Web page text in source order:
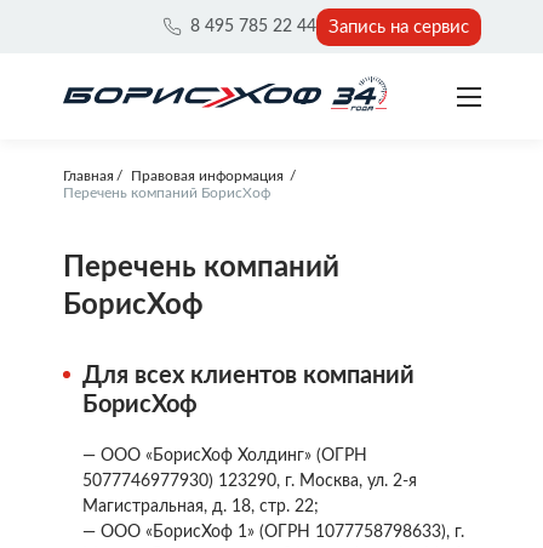
8 495 785 22 44 Запись на сервис
Главная
Правовая информация
Перечень компаний БорисХоф
Перечень компаний
БорисХоф
Для всех клиентов компаний
БорисХоф
— ООО «БорисХоф Холдинг» (ОГРН
5077746977930) 123290, г. Москва, ул. 2-я
Магистральная, д. 18, стр. 22;
— ООО «БорисХоф 1» (ОГРН 1077758798633), г.